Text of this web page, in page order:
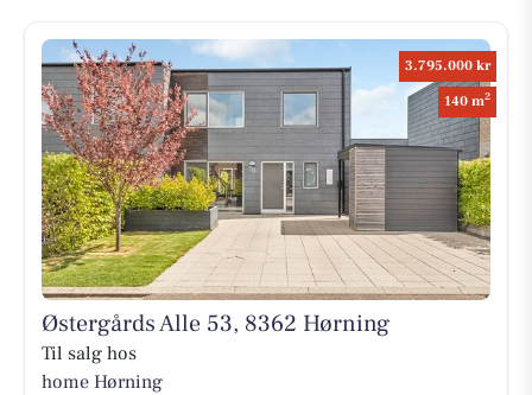
3.795.000 kr
140 m2
Østergårds Alle 53, 8362 Hørning
Til salg hos
home Hørning